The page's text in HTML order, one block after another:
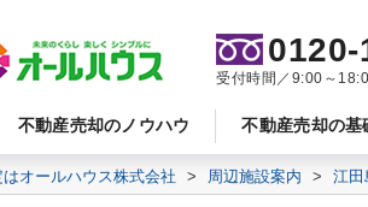
不動産売却のノウハウ 不動産売却の基
0120-
受付時間／9:00～
オールハウス株式会社 > 周辺施設案内 > 江田